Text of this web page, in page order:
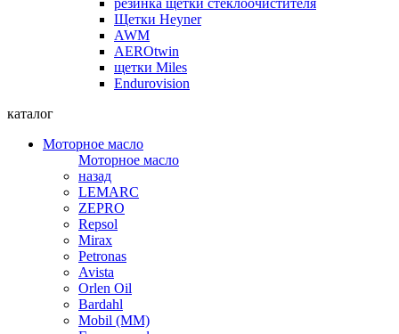
резинка щетки стеклоочистителя
Щетки Heyner
AWM
AEROtwin
щетки Miles
Endurovision
каталог
Моторное масло
Моторное масло
назад
LEMARC
ZEPRO
Repsol
Mirax
Petronas
Avista
Orlen Oil
Bardahl
Mobil (ММ)